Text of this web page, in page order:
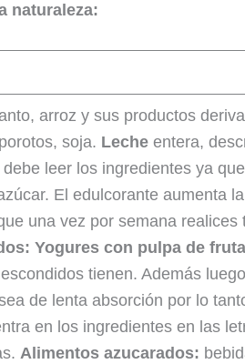
naturaleza:
arroz y sus productos
soja. Lecheentera,
leer los ingredientes ya
El edulcorante aumenta
una vez por semana
Yogures con pulpa de
tienen. Además
de lenta absorción por lo
en los ingredientes en las
Alimentos azucarados: